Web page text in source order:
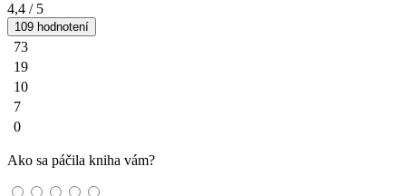
4,4 / 5
109 hodnotení
73
19
10
7
0
Ako sa páčila kniha vám?